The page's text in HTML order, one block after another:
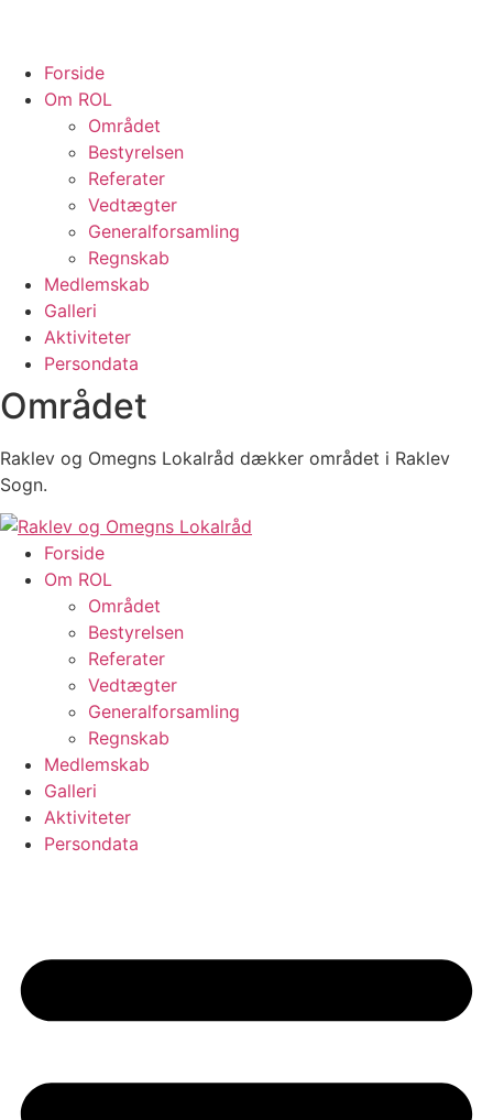
Forside
Om ROL
Området
Bestyrelsen
Referater
Vedtægter
Generalforsamling
Regnskab
Medlemskab
Galleri
Aktiviteter
Persondata
Området
Raklev og Omegns Lokalråd dækker området i Raklev
Sogn.
Forside
Om ROL
Området
Bestyrelsen
Referater
Vedtægter
Generalforsamling
Regnskab
Medlemskab
Galleri
Aktiviteter
Persondata